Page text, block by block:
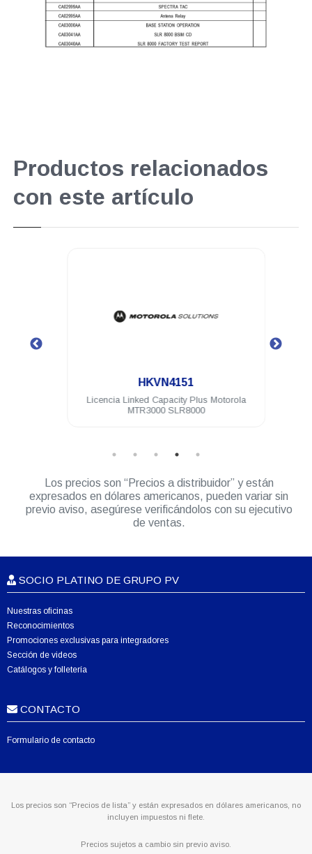
Productos relacionados
con este artículo
HKVN4151
Licencia Linked Capacity Plus Motorola
MTR3000 SLR8000
Los precios son “Precios a distribuidor” y están
expresados en dólares americanos, pueden variar sin
previo aviso, asegúrese verificándolos con su ejecutivo
de ventas.
SOCIO PLATINO DE GRUPO PV
Nuestras oficinas
Reconocimientos
Promociones exclusivas para integradores
Sección de videos
Catálogos y folletería
CONTACTO
Formulario de contacto
Los precios son “Precios de lista” y están expresados en dólares americanos, no
incluyen impuestos ni flete.
Precios sujetos a cambio sin previo aviso.